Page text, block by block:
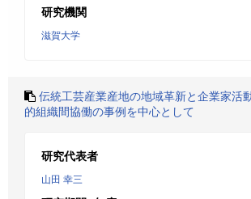
研究機関
滋賀大学
伝統工芸産業産地の地域革新と企業家活
的組織間協働の事例を中心として
研究代表者
山田 幸三